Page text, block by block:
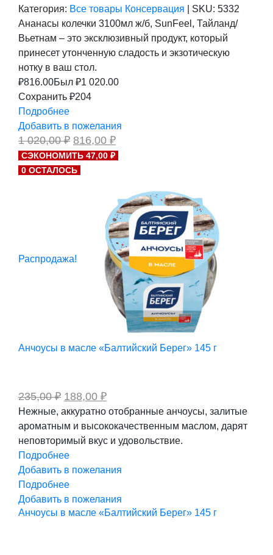
Категория: Все товары Консервация SKU: 5332
Ананасы колечки 3100мл ж/б, SunFeel, Тайланд/
Вьетнам – это эксклюзивный продукт, который
принесет утонченную сладость и экзотическую
нотку в ваш стол.
₽816.00Был ₽1 020.00
Сохранить ₽204
Подробнее
Добавить в пожелания
1 020,00₽ Первоначальная
цена
составляла
1
816,00 ₽Текущая
цена:
816,00 ₽.
СЭКОНОМИТЬ 47,00 ₽
0 ОСТАЛОСЬ
Распродажа!
Анчоусы в масле «Балтийский Берег» 145 г
235,00₽ Первоначальная
цена
составляла
235,00 ₽.
188,00 ₽Текущая
цена:
188,00 ₽.
Нежные, аккуратно отобранные анчоусы, залитые
ароматным и высококачественным маслом, дарят
неповторимый вкус и удовольствие.
Подробнее
Добавить в пожелания
Подробнее
Добавить в пожелания
Анчоусы в масле «Балтийский Берег» 145 г